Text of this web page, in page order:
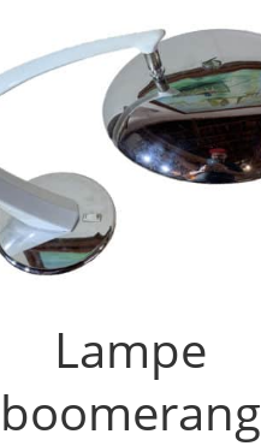
Lampe
boomerang